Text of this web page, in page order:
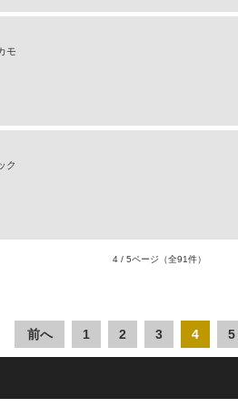
カモ
ック
4 / 5ページ （全91件）
前へ 1 2 3 4 5